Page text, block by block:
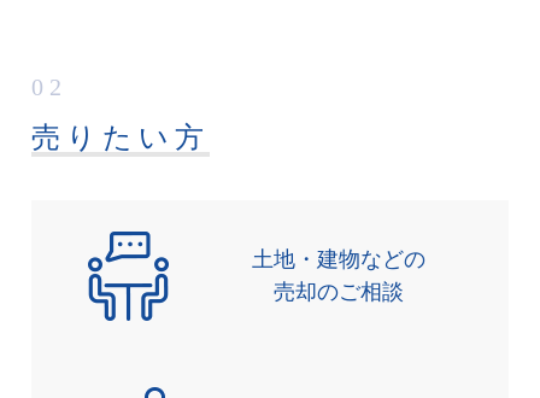
02
売りたい方
土地・建物などの
売却のご相談